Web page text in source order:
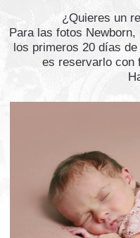
¿Quieres un
Para las fotos
los primeros 20 días
es reservarlo con